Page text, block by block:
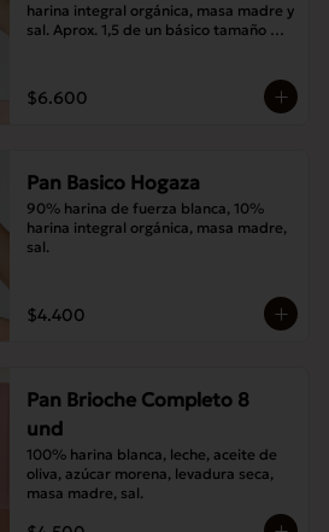
harina integral orgánica, masa madre y
sal. Aprox. 1,5 de un básico tamaño
$6.600
Pan Basico Hogaza
90% harina de fuerza blanca, 10%
harina integral orgánica, masa madre,
sal.
$4.400
Pan Brioche Completo 8
und
100% harina blanca, leche, aceite de
oliva, azúcar morena, levadura seca,
masa madre, sal.